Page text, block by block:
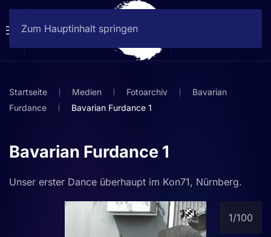
Zum Hauptinhalt springen
Startseite Medien Fotoarchiv
Bavarian
Furdance
Bavarian Furdance 1
Bavarian Furdance 1
Unser erster Dance überhaupt im Kon71, Nürnberg.
1/100